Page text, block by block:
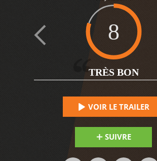
8
TRÈS BON
VOIR LE TRAILER
SUIVRE